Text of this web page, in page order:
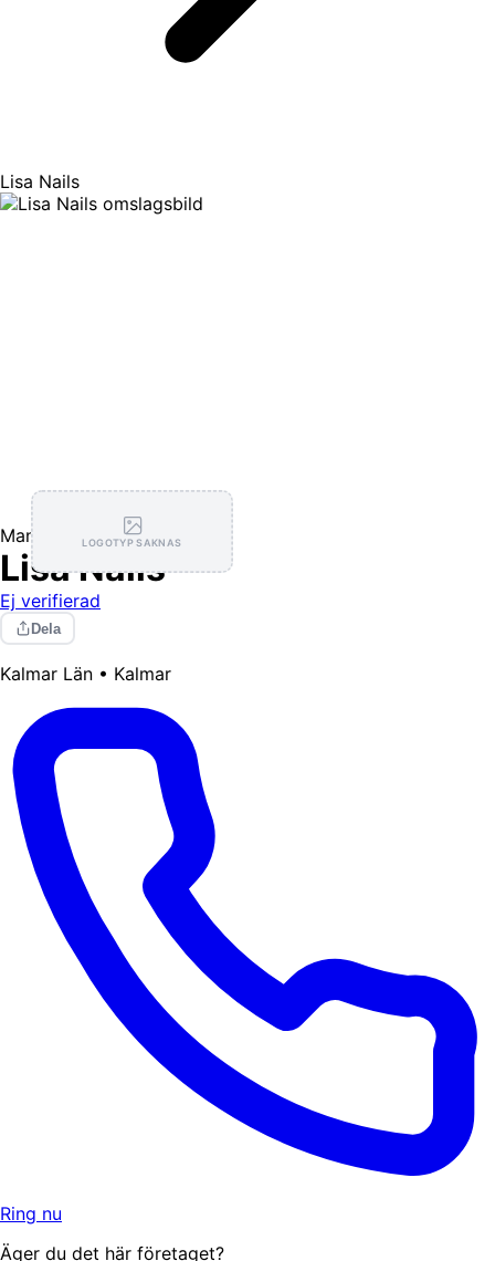
Lisa Nails
LOGOTYP SAKNAS
Manikyr
Lisa Nails
Ej verifierad
Dela
Kalmar Län • Kalmar
Ring nu
Äger du det här företaget?